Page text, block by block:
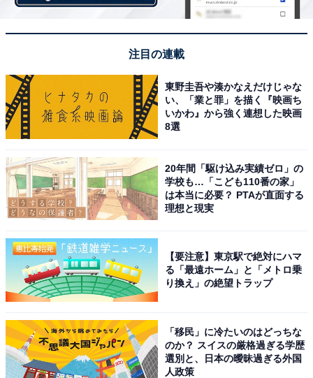
実家暮らしで苦労していることを尋ねると、「プライベ
ートなスペースが無いことです。母親はADHDというこ
ともあり、タイミングを見図らずに思いついたらずっと
話しかけてきます。もちろん私が自室にいようが、寝て
いようがお構いありません。自室はあるものの、無いよ
うな感覚です」と話しました。
ん。ただ、転職して月に5万円お給料が減ったため、や
りくりを上手にする必要があると思っています」と教え
てくれました。
結婚に伴って半年後に実家を出る予定だという回答者。
転職で給料が減ったものの、実家暮らしで毎月の貯金に
回すお金が確保でき、経済的な面で安心感を得ている様
※回答者のコメントは原文ママです
※エピソードは投稿者の当時のものです。現在とはサー
注目の連載
東野圭吾や湊かなえだけじゃな
い、「業と罪」を描く『映画ち
いかわ』から強く連想した映画
8選
20年間「駆け込み実績ゼロ」の
学校も…「こども110番の家」
は本当に必要？ PTAが直面する
理想と現実
【要注意】東京駅で絶対にハマ
る「最遠ホーム」と「メトロ乗
り換え」の絶望トラップ
「移民」に冷たいのはどっちな
のか？ スイスの厳格過ぎる学歴
選別と、日本の曖昧過ぎる外国
人政策